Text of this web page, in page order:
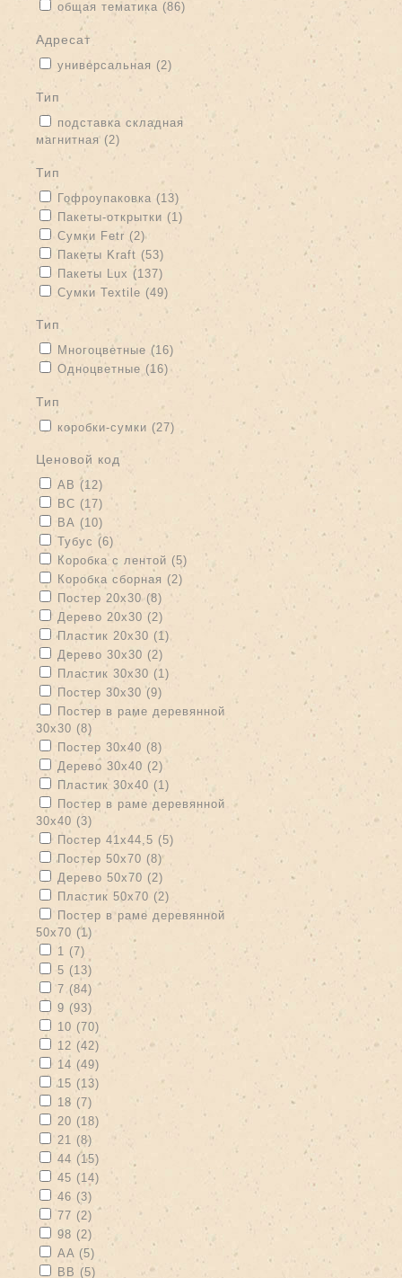
Apply общая тематика filter
общая тематика (86) Apply общая тематика filter
адресат
Apply универсальная filter
универсальная (2) Apply универсальная filter
тип
Apply подставка складная магнитная filter
подставка складная
магнитная (2) Apply подставка складная магнитная filter
тип
Apply Гофроупаковка filter
Гофроупаковка (13) Apply Гофроупаковка filter
Apply Пакеты-открытки filter
Пакеты-открытки (1) Apply Пакеты-открытки filter
Apply Сумки Fetr filter
Сумки Fetr (2)Apply Сумки Fetr filter
Apply Пакеты Kraft filter
Пакеты Kraft (53) Apply Пакеты Kraft filter
Apply Пакеты Lux filter
Пакеты Lux (137) Apply Пакеты Lux filter
Apply Сумки Textile filter
Сумки Textile (49) Apply Сумки Textile filter
тип
Apply Многоцветные filter
Многоцветные (16) Apply Многоцветные filter
Apply Одноцветные filter
Одноцветные (16) Apply Одноцветные filter
тип
Apply коробки-сумки filter
коробки-сумки (27) Apply коробки-сумки filter
Ценовой код
Apply АВ filter
АВ (12)
Apply ВС filter
ВС (17) Apply ВС filter
Apply ВА filter
ВА (10)
Apply Тубус filter
Тубус (6) Apply Тубус filter
Apply Коробка с лентой filter
Коробка с лентой (5) Apply Коробка с лентой filter
Apply Коробка сборная filter
Коробка сборная (2) Apply Коробка сборная filter
Apply Постер 20х30 filter
Постер 20х30 (8) Apply Постер 20х30 filter
Apply Дерево 20х30 filter
Дерево 20х30 (2) Apply Дерево 20х30 filter
Apply Пластик 20х30 filter
Пластик 20х30 (1) Apply Пластик 20х30 filter
Apply Дерево 30х30 filter
Дерево 30х30 (2) Apply Дерево 30х30 filter
Apply Пластик 30х30 filter
Пластик 30х30 (1) Apply Пластик 30х30 filter
Apply Постер 30х30 filter
Постер 30х30 (9) Apply Постер 30х30 filter
Apply Постер в раме деревянной 30х30 filter
Постер в раме деревянной
30х30 (8) Apply Постер в раме деревянной 30х30 filter
Apply Постер 30х40 filter
Постер 30х40 (8)
Apply Дерево 30х40 filter
Дерево 30х40 (2) Apply Дерево 30х40 filter
Apply Пластик 30х40 filter
Пластик 30х40 (1) Apply Пластик 30х40 filter
Apply Постер в раме деревянной 30х40 filter
Постер в раме деревянной
30х40 (3) Apply Постер в раме деревянной 30х40 filter
Apply Постер 41х44,5 filter
Постер 41х44,5 (5) Apply Постер 41х44,5 filter
Apply Постер 50х70 filter
Постер 50х70 (8)Apply Постер 50х70 filter
Apply Дерево 50х70 filter
Дерево 50х70 (2) Apply Дерево 50х70 filter
Apply Пластик 50х70 filter
Пластик 50х70 (2) Apply Пластик 50х70 filter
Apply Постер в раме деревянной 50х70 filter
Постер в раме деревянной
50х70 (1) Apply Постер в раме деревянной 50х70 filter
Apply 1 filter
1 (7) Apply 1 filter
Apply 5 filter
5 (13)
Apply 7 filter
7 (84) Apply 7 filter
Apply 9 filter
9 (93) Apply 9 filter
Apply 10 filter
10 (70) Apply 10 filter
Apply 12 filter
12 (42) Apply 12 filter
Apply 14 filter
14 (49)
Apply 15 filter
15 (13) Apply 15 filter
Apply 18 filter
18 (7) Apply 18 filter
Apply 20 filter
20 (18) Apply 20 filter
Apply 21 filter
21 (8) Apply 21 filter
Apply 44 filter
44 (15)
Apply 45 filter
45 (14) Apply 45 filter
Apply 46 filter
46 (3)
Apply 77 filter
77 (2) Apply 77 filter
Apply 98 filter
98 (2) Apply 98 filter
Apply AA filter
AA (5)
Apply BB filter
BB (5) Apply BB filter